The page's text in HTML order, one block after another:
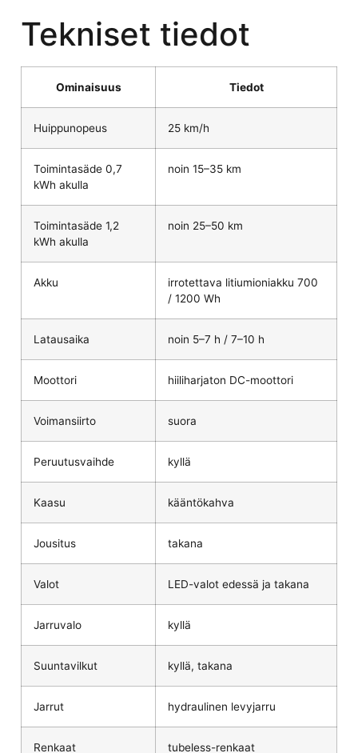
Tekniset tiedot
Ominaisuus Tiedot
Huippunopeus 25 km/h
Toimintasäde 0,7
kWh akulla
noin 15–35 km
Toimintasäde 1,2
kWh akulla
noin 25–50 km
Akku
irrotettava litiumioniakku 700
/ 1200 Wh
Latausaika noin 5–7 h / 7–10 h
Moottori hiiliharjaton DC-moottori
Voimansiirto suora
Peruutusvaihde kyllä
Kaasu kääntökahva
Jousitus takana
Valot LED-valot edessä ja takana
Jarruvalo kyllä
Suuntavilkut kyllä, takana
Jarrut hydraulinen levyjarru
Renkaat tubeless-renkaat